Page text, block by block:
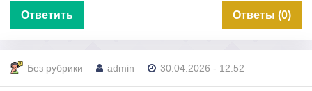
Ответить Ответы (0)
Без рубрики admin 30.04.2026 - 12:52